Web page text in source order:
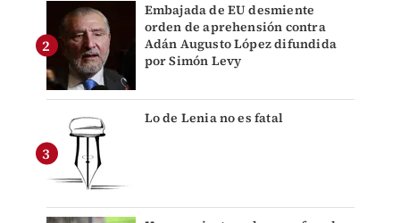
Embajada de EU desmiente
orden de aprehensión contra
Adán Augusto López difundida
por Simón Levy
Lo de Lenia no es fatal